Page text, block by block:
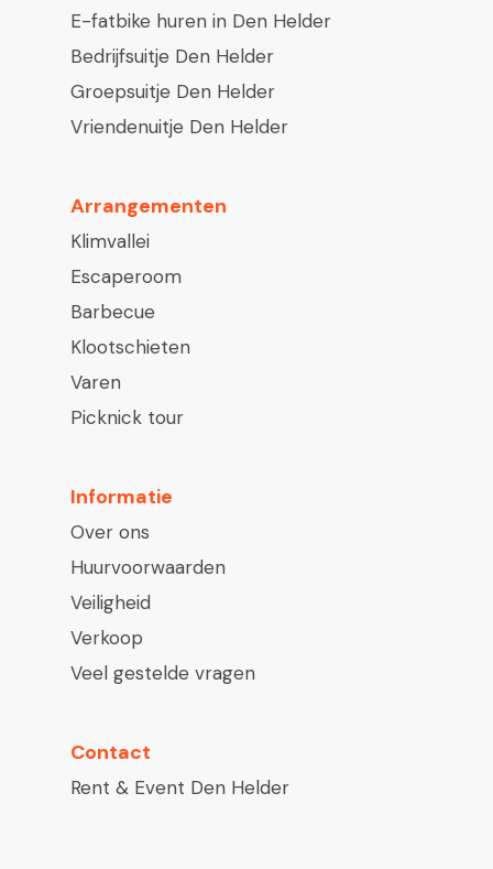
E-fatbike huren in Den Helder
Bedrijfsuitje Den Helder
Groepsuitje Den Helder
Vriendenuitje Den Helder
Arrangementen
Klimvallei
Escaperoom
Barbecue
Klootschieten
Varen
Picknick tour
Informatie
Over ons
Huurvoorwaarden
Veiligheid
Verkoop
Veel gestelde vragen
Contact
Rent & Event Den Helder